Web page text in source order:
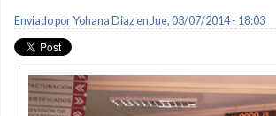
Enviado porYohana Diazen Jue, 03/07/2014 - 18:03